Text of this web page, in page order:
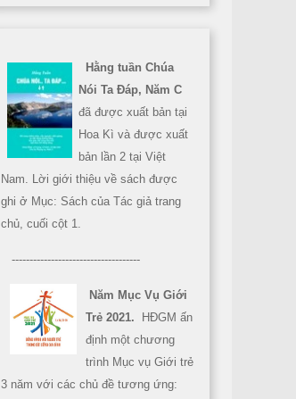
Hằng tuần Chúa
Nói Ta Đáp, Năm C
đã được xuất bản tại
Hoa Kì và được xuất
bản lần 2 tại Việt
Nam. Lời giới thiệu về sách được
ghi ở Mục: Sách của Tác giả trang
chủ, cuối cột 1.
------------------------------------
Năm Mục Vụ Giới
Trẻ 2021.
HĐGM ấn
định một chương
trình Mục vụ Giới trẻ
3 năm với các chủ đề tương ứng: